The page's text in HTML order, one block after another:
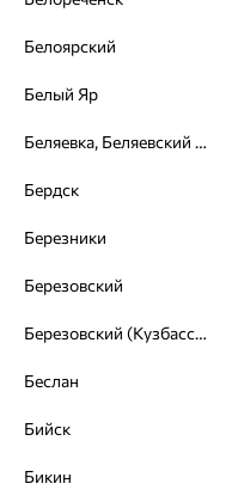
Кольцо обручальное,
золото, бриллиант,
Accent Diamond
Белоярский
Белый Яр
Беляевка, Беляевский р-он
Бердск
Березники
Березовский
Березовский (Кузбасс), Берёзовский г/о
Беслан
Бийск
Бикин